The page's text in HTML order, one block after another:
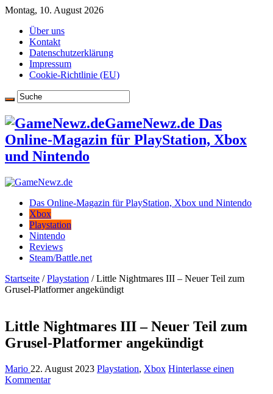
Montag, 10. August 2026
Über uns
Kontakt
Datenschutzerklärung
Impressum
Cookie-Richtlinie (EU)
GameNewz.de Das
Online-Magazin für PlayStation, Xbox
und Nintendo
Das Online-Magazin für PlayStation, Xbox und Nintendo
Xbox
Playstation
Nintendo
Reviews
Steam/Battle.net
Startseite / Playstation / Little Nightmares III – Neuer Teil zum
Grusel-Platformer angekündigt
Little Nightmares III – Neuer Teil zum
Grusel-Platformer angekündigt
Mario 22. August 2023 Playstation, Xbox Hinterlasse einen
Kommentar